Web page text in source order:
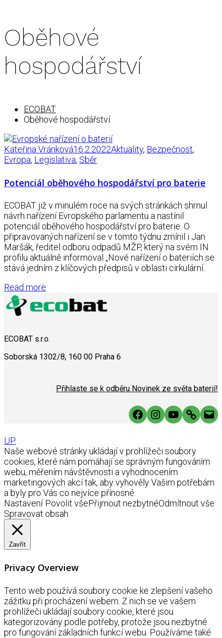
Oběhové
hospodářství
ECOBAT
Oběhové hospodářství
Kateřina Vránková16.2.2022Aktuality, Bezpečnost,
Evropa, Legislativa, Sběr
Potenciál oběhového hospodářství pro baterie
ECOBAT již v minulém roce na svých stránkách shrnul
návrh nařízení Evropského parlamentu a nastínil
potenciál oběhového hospodářství pro baterie. O
připravovaných nařízení se v tomto týdnu zmínil i Jan
Maršák, ředitel odboru odpadů MŽP, který na svém IN
profilu aktuálně informoval „Nové nařízení o bateriích se
stává jedním z klíčových předpisů v oblasti cirkulární..
Read more
ECOBAT s.r.o.
Soborská 1302/8, 160 00 Praha 6
Přihlaste se k odběru Novinek ze světa baterií!
Facebook
Instagram
YouTube
Link
UP
Naše webové stránky ukládají v prohlížeči soubory
cookies, které nám pomáhají se správným fungováním
webu, měřením návštěvnosti a vyhodnocením
marketingových akcí tak, aby vyhověly Vašim potřebám
a byly pro Vás co nejvíce přínosné.
Nastavení Povolit všePřijmout nezbytnéOdmítnout vše
Spravovat obsah
Zavřít
Privacy Overview
Tento web používá soubory cookie ke zlepšení vašeho
zážitku při procházení webem. Z nich se ve vašem
prohlížeči ukládají soubory cookie, které jsou
kategorizovány podle potřeby, protože jsou nezbytné
pro fungování základních funkcí webu. Používáme také